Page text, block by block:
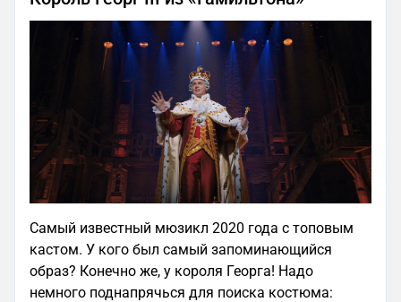
Самый известный мюзикл 2020 года с топовым
кастом. У кого был самый запоминающийся
образ? Конечно же, у короля Георга! Надо
немного поднапрячься для поиска костюма: